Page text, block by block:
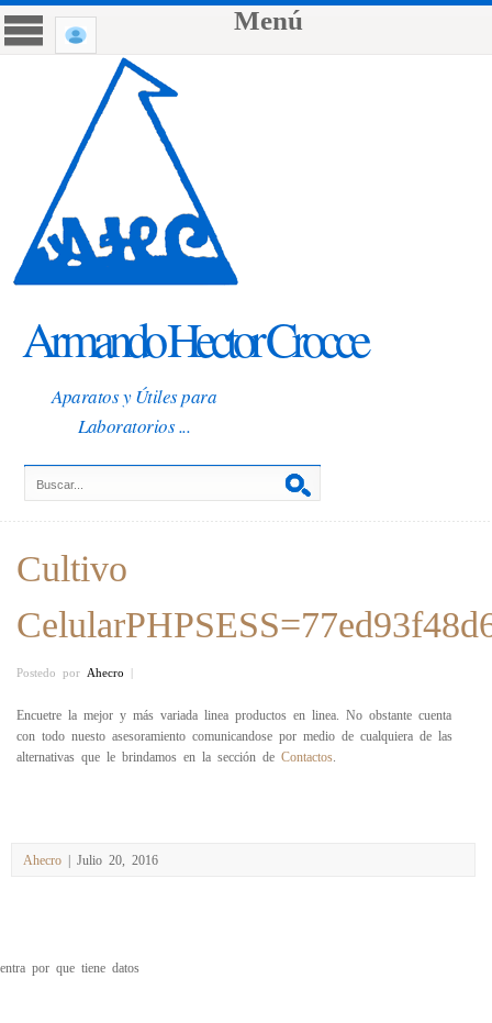
Armando Hector Crocce
Aparatos y Útiles para
Laboratorios ...
Menú
Cultivo
Postedo por Ahecro |
Encuetre la mejor y más variada linea productos en linea. No obstante cuenta
con todo nuesto asesoramiento comunicandose por medio de cualquiera de las
alternativas que le brindamos en la sección de Contactos
Ahecro | Julio 20, 2016
entra por que tiene datos